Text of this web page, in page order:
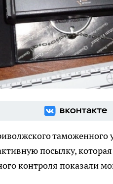
таможенного
посылку,
контроля показали